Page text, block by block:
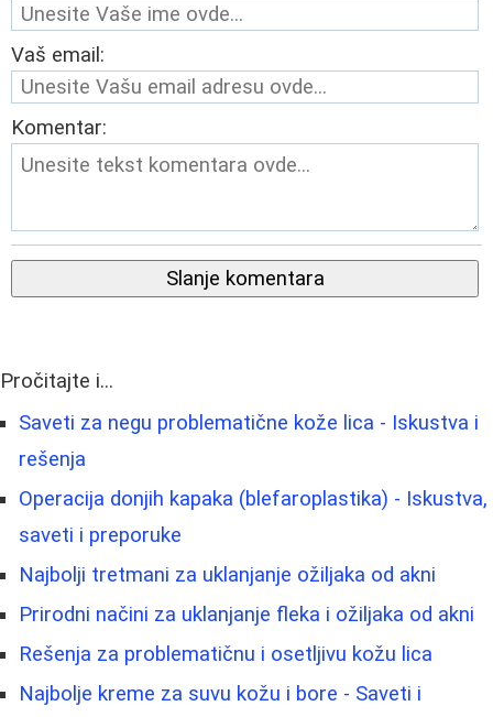
Vaš email:
Komentar:
Slanje komentara
Pročitajte i...
Saveti za negu problematične kože lica - Iskustva i
rešenja
Operacija donjih kapaka (blefaroplastika) - Iskustva,
saveti i preporuke
Najbolji tretmani za uklanjanje ožiljaka od akni
Prirodni načini za uklanjanje fleka i ožiljaka od akni
Rešenja za problematičnu i osetljivu kožu lica
Najbolje kreme za suvu kožu i bore - Saveti i